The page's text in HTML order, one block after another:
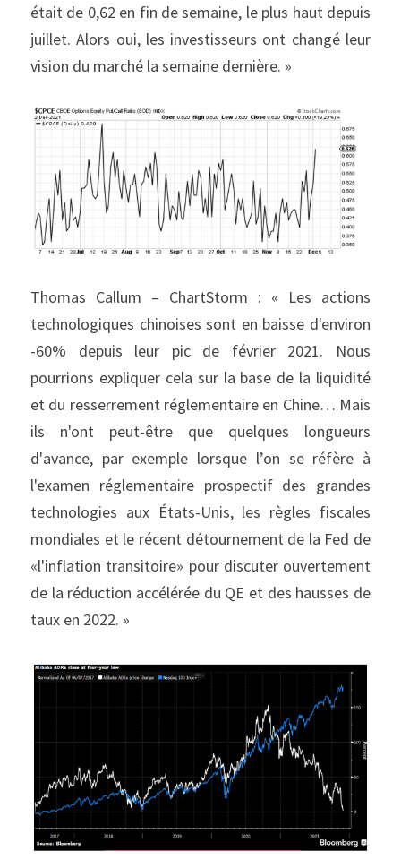
était de 0,62 en fin de semaine, le plus haut depuis
juillet. Alors oui, les investisseurs ont changé leur
vision du marché la semaine dernière. »
Thomas Callum – ChartStorm : « Les actions
technologiques chinoises sont en baisse d'environ
-60% depuis leur pic de février 2021. Nous
pourrions expliquer cela sur la base de la liquidité
et du resserrement réglementaire en Chine… Mais
ils n'ont peut-être que quelques longueurs
d'avance, par exemple lorsque l’on se réfère à
l'examen réglementaire prospectif des grandes
technologies aux États-Unis, les règles fiscales
mondiales et le récent détournement de la Fed de
«l'inflation transitoire» pour discuter ouvertement
de la réduction accélérée du QE et des hausses de
taux en 2022. »